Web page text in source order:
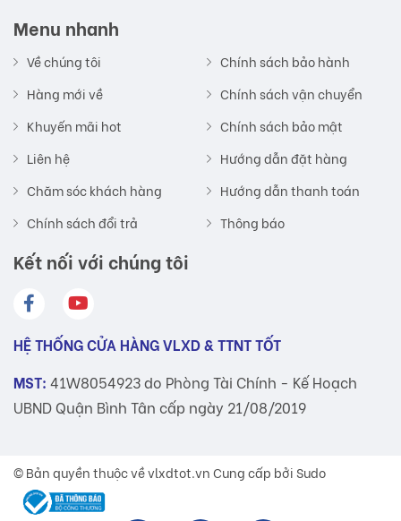
Menu nhanh
Về chúng tôi
Hàng mới về
Khuyến mãi hot
Liên hệ
Chăm sóc khách hàng
Chính sách đổi trả
Chính sách bảo hành
Chính sách vận chuyển
Chính sách bảo mật
Hướng dẫn đặt hàng
Hướng dẫn thanh toán
Thông báo
Kết nối với chúng tôi
HỆ THỐNG CỬA HÀNG VLXD & TTNT TỐT
MST: 41W8054923 do Phòng Tài Chính - Kế Hoạch
UBND Quận Bình Tân cấp ngày 21/08/2019
© Bản quyền thuộc vềvlxdtot.vnCung cấp bởi Sudo